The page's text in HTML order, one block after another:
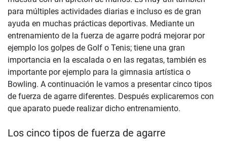
para múltiples actividades diarias e incluso es de gran
ayuda en muchas prácticas deportivas. Mediante un
entrenamiento de la fuerza de agarre podrá mejorar por
ejemplo los golpes de Golf o Tenis; tiene una gran
importancia en la escalada o en las regatas, también es
importante por ejemplo para la gimnasia artística o
Bowling. A continuación le vamos a presentar cinco tipos
de fuerza de agarre diferentes. Después explicaremos con
que aparato puede realizar dicho entrenamiento.
Los cinco tipos de fuerza de agarre